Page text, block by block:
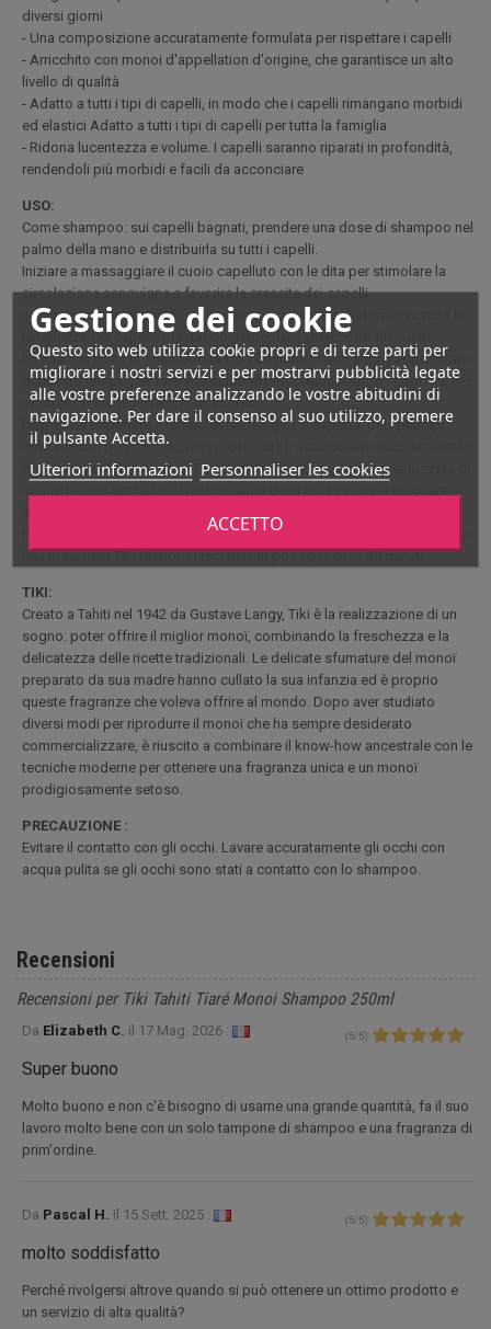
Gestione dei cookie
Questo sito web utilizza cookie propri e di terze parti per
migliorare i nostri servizi e per mostrarvi pubblicità legate
alle vostre preferenze analizzando le vostre abitudini di
navigazione. Per dare il consenso al suo utilizzo, premere
il pulsante Accetta.
Ulteriori informazioni Personnaliser les cookies
ACCETTO
diversi giorni
- Una composizione accuratamente formulata per rispettare i capelli
- Arricchito con monoi d'appellation d'origine, che garantisce un alto
livello di qualità
- Adatto a tutti i tipi di capelli, in modo che i capelli rimangano morbidi
ed elastici Adatto a tutti i tipi di capelli per tutta la famiglia
- Ridona lucentezza e volume. I capelli saranno riparati in profondità,
rendendoli più morbidi e facili da acconciare
USO:
Come shampoo: sui capelli bagnati, prendere una dose di shampoo nel
palmo della mano e distribuirla su tutti i capelli.
Iniziare a massaggiare il cuoio capelluto con le dita per stimolare la
circolazione sanguigna e favorire la crescita dei capelli.
Successivamente, distribuite lo shampoo in modo uniforme su tutta la
lunghezza dei capelli, prestando particolare attenzione alle punte.
Lasciate in posa lo shampoo per 5-10 minuti. Si può anche approfittare
di questo tempo per fare uno scrub al corpo Monoi sotto la doccia, per
sfruttare al meglio il tempo trascorso.
Dopo aver rispettato il tempo di riposo (più si aspetta, più i principi
attivi delicati possono agire in profondità), risciacquare accuratamente
con acqua calda o tiepida. Terminate lo shampoo con una spruzzata di
Per ottenere effetti ancora più benefici, prima dello shampoo applicate
una maschera Tiki Monoi e lasciatela in posa per circa 30 minuti.
TIKI:
Creato a Tahiti nel 1942 da Gustave Langy, Tiki è la realizzazione di un
sogno: poter offrire il miglior monoï, combinando la freschezza e la
delicatezza delle ricette tradizionali. Le delicate sfumature del monoï
preparato da sua madre hanno cullato la sua infanzia ed è proprio
queste fragranze che voleva offrire al mondo. Dopo aver studiato
diversi modi per riprodurre il monoï che ha sempre desiderato
commercializzare, è riuscito a combinare il know-how ancestrale con le
tecniche moderne per ottenere una fragranza unica e un monoï
prodigiosamente setoso.
PRECAUZIONE :
Evitare il contatto con gli occhi. Lavare accuratamente gli occhi con
acqua pulita se gli occhi sono stati a contatto con lo shampoo.
Recensioni
Recensioni per Tiki Tahiti Tiaré Monoi Shampoo 250ml
Da Elizabeth C. il 17 Mag. 2026 : ( 5/ 5)
Super buono
Molto buono e non c'è bisogno di usarne una grande quantità, fa il suo
lavoro molto bene con un solo tampone di shampoo e una fragranza di
prim'ordine.
Da Pascal H. il 15 Sett. 2025 : ( 5/ 5)
molto soddisfatto
Perché rivolgersi altrove quando si può ottenere un ottimo prodotto e
un servizio di alta qualità?